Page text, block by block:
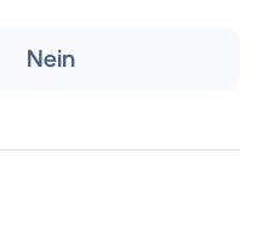
Nein